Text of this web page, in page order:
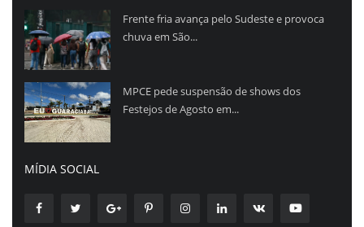
Frente fria avança pelo Sudeste e provoca
chuva em São...
MPCE pede suspensão de shows dos
Festejos de Agosto em...
MÍDIA SOCIAL